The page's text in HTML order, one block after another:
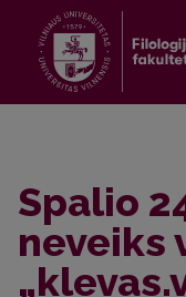
Spalio
neveiks